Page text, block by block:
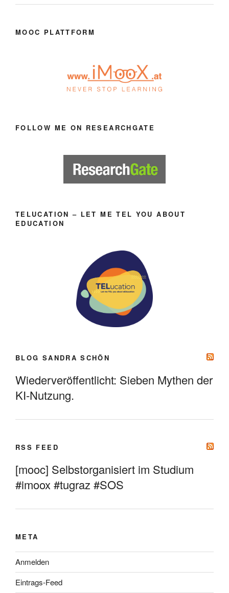
MOOC PLATTFORM
FOLLOW ME ON RESEARCHGATE
TELUCATION – LET ME TEL YOU ABOUT
EDUCATION
BLOG SANDRA SCHÖN
Wiederveröffentlicht: Sieben Mythen der
KI-Nutzung.
RSS FEED
[mooc] Selbstorganisiert im Studium
#imoox #tugraz #SOS
META
Anmelden
Eintrags-Feed